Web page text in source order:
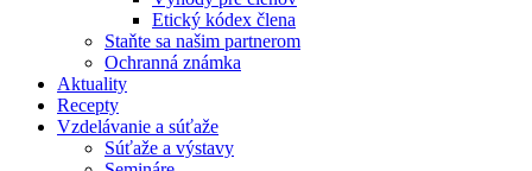
Etický kódex člena
Staňte sa našim partnerom
Ochranná známka
Aktuality
Recepty
Vzdelávanie a súťaže
Súťaže a výstavy